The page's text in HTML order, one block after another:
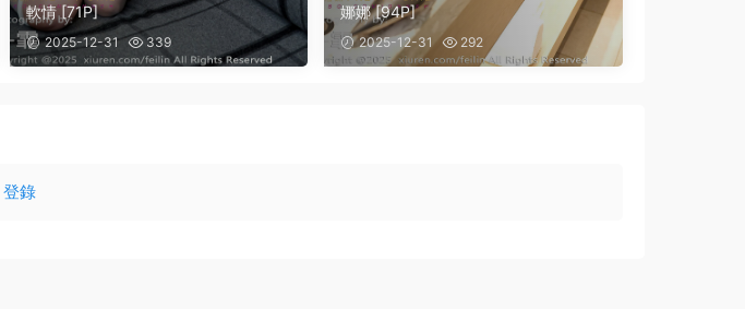
軟情 [71P]
2025-12-31 339
娜娜 [94P]
2025-12-31 292
登錄